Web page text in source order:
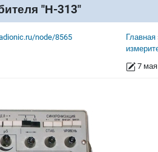
"Н-313"
Главная
7
node/8565